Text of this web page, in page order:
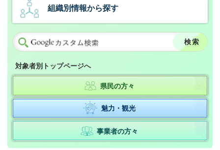
組織別情報から探す
対象者別トップページへ
県民の方々
魅力・観光
事業者の方々